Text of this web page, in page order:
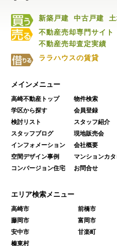
新築戸建 中古戸建
不動産売却専門サイト
不動産売却査定実績
ララハウスの賃貸
メインメニュー
高崎不動産トップ 物件検索
学区から探す
会員登録
検討リスト
スタッフ紹介
スタッフブログ
現地販売会
インフォメーション
会社概要
空間デザイン事例
マンションカ
コンバージョン住宅
お問合せ
エリア検索メニュー
高崎市 前橋市
藤岡市
富岡市
安中市
甘楽町
榛東村